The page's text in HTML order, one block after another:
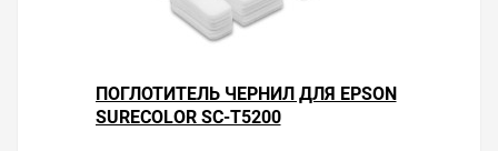
ПОГЛОТИТЕЛЬ ЧЕРНИЛ ДЛЯ EPSON
SURECOLOR SC-T5200